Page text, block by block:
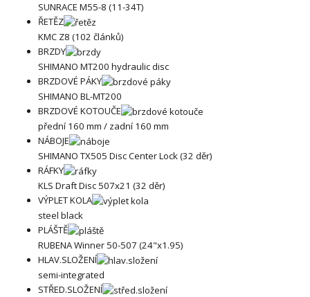
SUNRACE M55-8 (11-34T)
ŘETĚZ
KMC Z8 (102 článků)
BRZDY
SHIMANO MT200 hydraulic disc
BRZDOVÉ PÁKY
SHIMANO BL-MT200
BRZDOVÉ KOTOUČE
přední 160 mm / zadní 160 mm
NÁBOJE
SHIMANO TX505 Disc Center Lock (32 děr)
RÁFKY
KLS Draft Disc 507x21 (32 děr)
VÝPLET KOLA
steel black
PLÁŠTĚ
RUBENA Winner 50-507 (24"x1.95)
HLAV.SLOŽENÍ
semi-integrated
STŘED.SLOŽENÍ